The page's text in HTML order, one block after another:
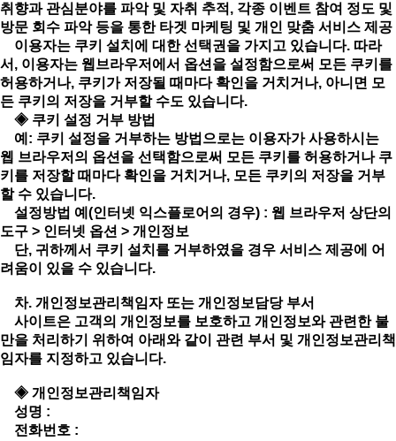
취향과 관심분야를 파악 및 자취 추적, 각종 이벤트 참여 정도 및
방문 회수 파악 등을 통한 타겟 마케팅 및 개인 맞춤 서비스 제공
이용자는 쿠키 설치에 대한 선택권을 가지고 있습니다. 따라
서, 이용자는 웹브라우저에서 옵션을 설정함으로써 모든 쿠키를
허용하거나, 쿠키가 저장될 때마다 확인을 거치거나, 아니면 모
든 쿠키의 저장을 거부할 수도 있습니다.
◈ 쿠키 설정 거부 방법
예: 쿠키 설정을 거부하는 방법으로는 이용자가 사용하시는
웹 브라우저의 옵션을 선택함으로써 모든 쿠키를 허용하거나 쿠
키를 저장할 때마다 확인을 거치거나, 모든 쿠키의 저장을 거부
할 수 있습니다.
설정방법 예(인터넷 익스플로어의 경우) : 웹 브라우저 상단의
도구 > 인터넷 옵션 > 개인정보
단, 귀하께서 쿠키 설치를 거부하였을 경우 서비스 제공에 어
려움이 있을 수 있습니다.
차. 개인정보관리책임자 또는 개인정보담당 부서
사이트은 고객의 개인정보를 보호하고 개인정보와 관련한 불
만을 처리하기 위하여 아래와 같이 관련 부서 및 개인정보관리책
임자를 지정하고 있습니다.
◈ 개인정보관리책임자
성명 :
전화번호 :